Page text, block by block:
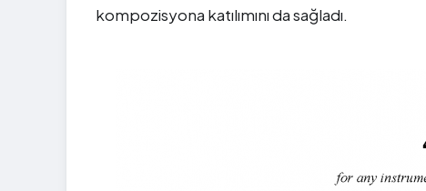
kompozisyona katılımını da sağladı.